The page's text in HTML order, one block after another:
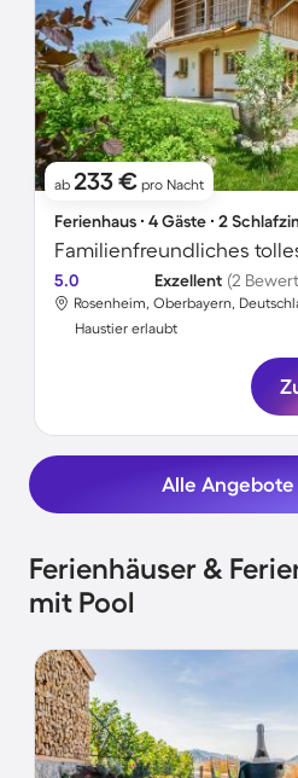
ab 233 € pro Nacht
Ferienhaus ∙ 4 Gäste ∙ 2
5.0 Exzellent (2
Rosenheim, Oberbayern,
Haustier erlaubt
Alle Angebote
Ferienhäuser &
mit Pool